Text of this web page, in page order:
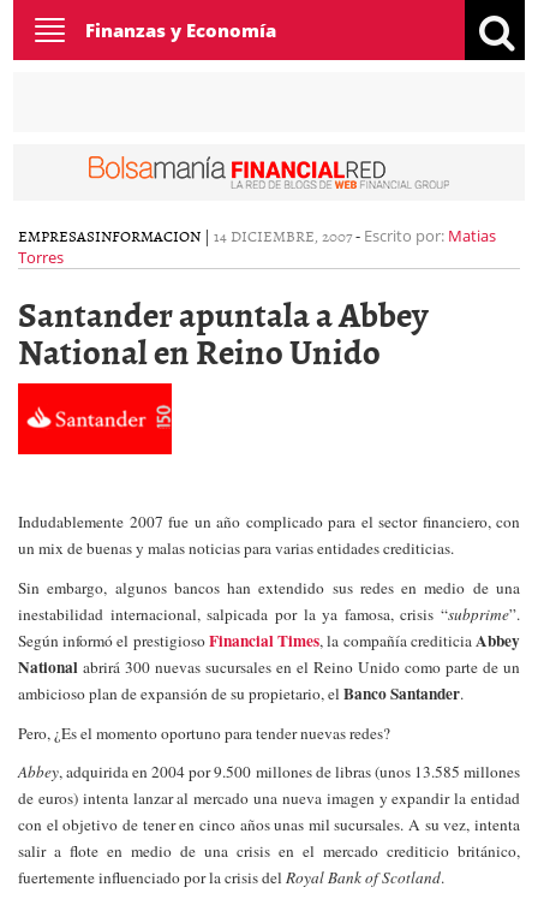
Toggle
navigation
Finanzas y Economía
EMPRESASINFORMACION | 14 DICIEMBRE, 2007- Escrito por: Matias
Torres
Santander apuntala a Abbey
National en Reino Unido
Indudablemente 2007 fue un año complicado para el sector financiero, con
un mix de buenas y malas noticias para varias entidades crediticias.
Sin embargo, algunos bancos han extendido sus redes en medio de una
inestabilidad internacional, salpicada por la ya famosa, crisis “subprime”.
Según informó el prestigiosoFinancial Times, la compañía crediticiaAbbey
National abrirá 300 nuevas sucursales en el Reino Unido como parte de un
ambicioso plan de expansión de su propietario, el Banco Santander.
Pero, ¿Es el momento oportuno para tender nuevas redes?
Abbey, adquirida en 2004 por 9.500 millones de libras (unos 13.585 millones
de euros) intenta lanzar al mercado una nueva imagen y expandir la entidad
con el objetivo de tener en cinco años unas mil sucursales. A su vez, intenta
salir a flote en medio de una crisis en el mercado crediticio británico,
fuertemente influenciado por la crisis del Royal Bank of Scotland.